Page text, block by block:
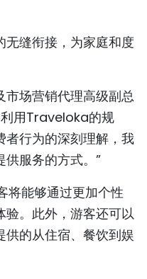
缝衔接，为家庭和度
市场营销代理高级副总
用Traveloka的规
者行为的深刻理解，我
服务的方式。”
能够通过更加个性
验。此外，游客还可以
供的从住宿、餐饮到娱